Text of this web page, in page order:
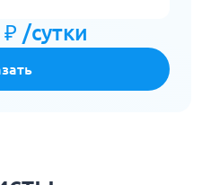
/сутки